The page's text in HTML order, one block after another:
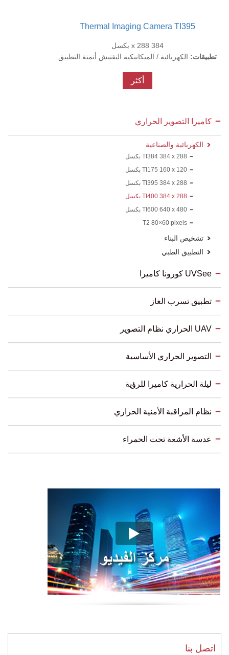
Thermal Imaging Camera TI395
384 x 288 بكسل
تطبيقات: الكهربائية / الميكانيكية التفتيش أتمتة التطبيق
أكثر
كاميرا التصوير الحراري
الكهربائية والصناعية
TI384 384 x 288 بكسل
TI175 160 x 120 بكسل
TI395 384 x 288 بكسل
TI400 384 x 288 بكسل
TI600 640 x 480 بكسل
T2 80×60 pixels
تشخيص البناء
التطبيق الطبي
UVSee كورونا كاميرا
تطبيق تسرب الغاز
UAV الحراري نظام التصوير
التصوير الحراري الأساسية
ليلة الحرارية كاميرا للرؤية
نظام المراقبة الأمنية الحراري
عدسة الأشعة تحت الحمراء
اتصل بنا